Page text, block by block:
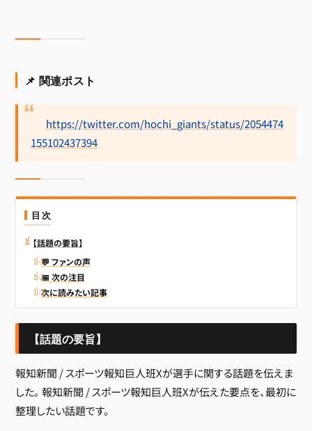
📌 関連ポスト
https://twitter.com/hochi_giants/status/2054474
155102437394
目次
【話題の要旨】
💬 ファンの声
📅 次の注目
次に読みたい記事
【話題の要旨】
報知新聞 / スポーツ報知巨人班Xが選手に関する話題を伝えま
した。 報知新聞 / スポーツ報知巨人班Xが伝えた要点を、最初に
整理したい話題です。